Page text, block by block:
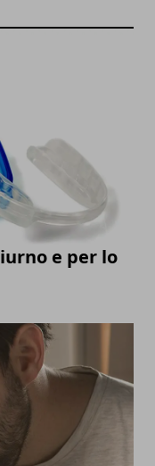
e per lo